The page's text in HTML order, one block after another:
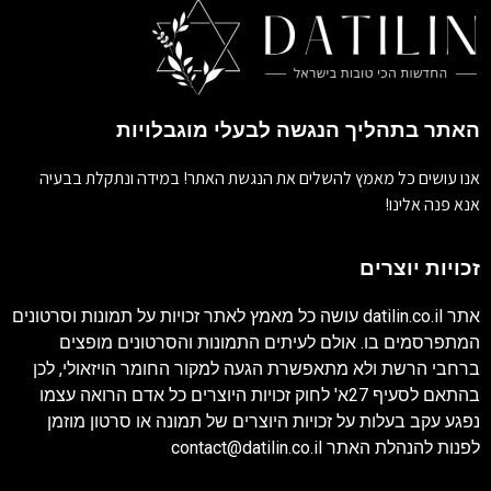
האתר בתהליך הנגשה לבעלי מוגבלויות
אנו עושים כל מאמץ להשלים את הנגשת האתר! במידה ונתקלת בבעיה
אנא פנה אלינו!
זכויות יוצרים
אתר datilin.co.il עושה כל מאמץ לאתר זכויות על תמונות וסרטונים
המתפרסמים בו. אולם לעיתים התמונות והסרטונים מופצים
ברחבי הרשת ולא מתאפשרת הגעה למקור החומר הויזאולי, לכן
בהתאם לסעיף 27א' לחוק זכויות היוצרים כל אדם הרואה עצמו
נפגע עקב בעלות על זכויות היוצרים של תמונה או סרטון מוזמן
לפנות להנהלת האתר contact@datilin.co.il